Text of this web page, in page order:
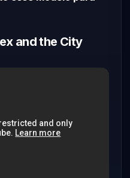
and the City